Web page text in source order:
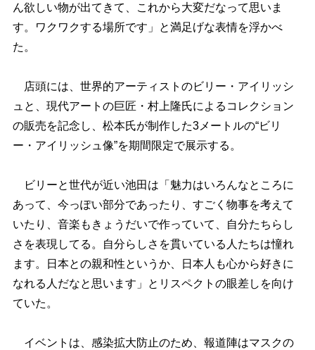
ん欲しい物が出てきて、これから大変だなって思いま
す。ワクワクする場所です」と満足げな表情を浮かべ
た。
店頭には、世界的アーティストのビリー・アイリッシ
ュと、現代アートの巨匠・村上隆氏によるコレクション
の販売を記念し、松本氏が制作した3メートルの“ビリ
ー・アイリッシュ像”を期間限定で展示する。
ビリーと世代が近い池田は「魅力はいろんなところに
あって、今っぽい部分であったり、すごく物事を考えて
いたり、音楽もきょうだいで作っていて、自分たちらし
さを表現してる。自分らしさを貫いている人たちは憧れ
ます。日本との親和性というか、日本人も心から好きに
なれる人だなと思います」とリスペクトの眼差しを向け
ていた。
イベントは、感染拡大防止のため、報道陣はマスクの